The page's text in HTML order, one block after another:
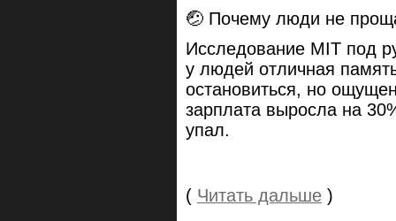
🤕 Почему люди не
Исследование MIT под
у людей отличная
остановиться, но
зарплата выросла на
упал.
( Читать дальше )